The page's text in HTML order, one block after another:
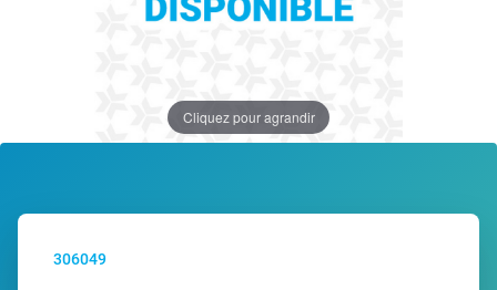
Cliquez pour agrandir
306049